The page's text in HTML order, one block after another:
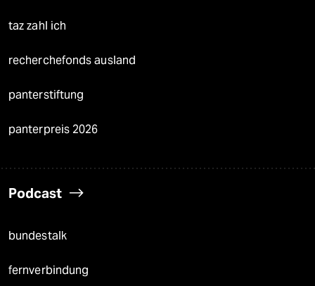
taz zahl ich
recherchefonds ausland
panterstiftung
panterpreis 2026
Podcast
bundestalk
fernverbindung